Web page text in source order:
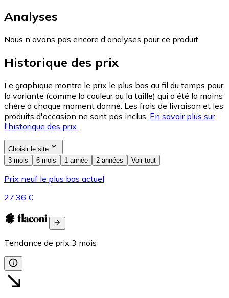
Analyses
Nous n'avons pas encore d'analyses pour ce produit.
Historique des prix
Le graphique montre le prix le plus bas au fil du temps pour
la variante (comme la couleur ou la taille) qui a été la moins
chère à chaque moment donné. Les frais de livraison et les
produits d'occasion ne sont pas inclus. En savoir plus sur
l'historique des prix.
Choisir le site
3 mois
6 mois 1 année 2 années Voir tout
Prix neuf le plus bas actuel
27,36 €
Tendance de prix 3 mois